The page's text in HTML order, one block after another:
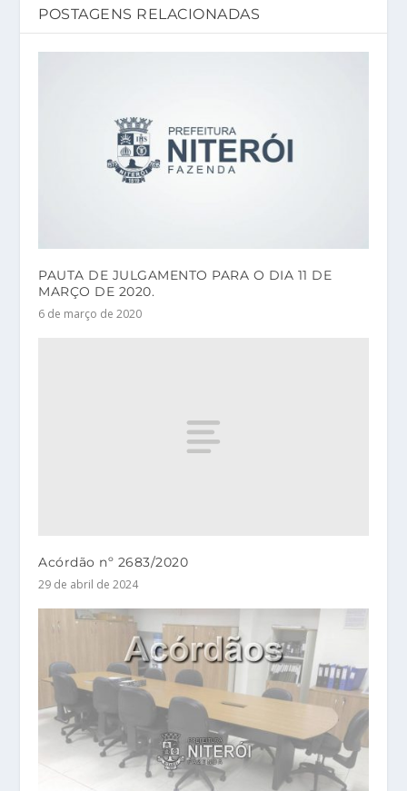
POSTAGENS RELACIONADAS
PAUTA DE JULGAMENTO PARA O DIA 11 DE
MARÇO DE 2020.
6 de março de 2020
Acórdão nº 2683/2020
29 de abril de 2024